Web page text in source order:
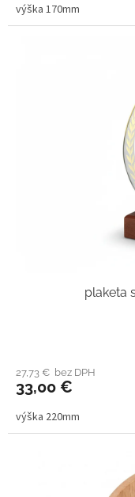
výška 170mm
plaketa
27,73 € bez DPH
33,00 €
výška 220mm